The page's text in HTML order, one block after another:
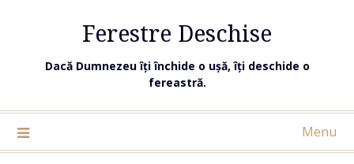
Ferestre Deschise
Dacă Dumnezeu îți închide o ușă, îți deschide o
fereastră.
Menu